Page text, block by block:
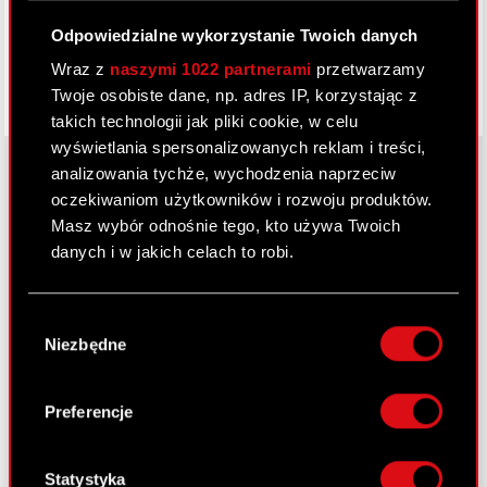
Odpowiedzialne wykorzystanie Twoich danych
Wraz z naszymi 1022 partnerami przetwarzamy
Twoje osobiste dane, np. adres IP, korzystając z
takich technologii jak pliki cookie, w celu
wyświetlania spersonalizowanych reklam i treści,
analizowania tychże, wychodzenia naprzeciw
oczekiwaniom użytkowników i rozwoju produktów.
Masz wybór odnośnie tego, kto używa Twoich
danych i w jakich celach to robi.
lokalizacji geograficznej z dokładnością nawet
Identyfikować Twoje urządzenie, aktywnie
analizując charakteryzującego je zbiory
palca)
zgody
Niezbędne
Preferencje
Statystyka
O CD PROJEKT
Grupa Kapitałowa
Inwestorzy
Kariera